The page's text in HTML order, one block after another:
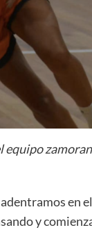
equipo
en
y
La
La
mayo 7,
Nos
que el
cuarto
sus